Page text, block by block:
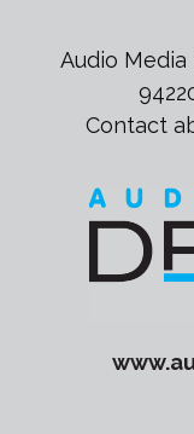
Audio Media
Contact
www.